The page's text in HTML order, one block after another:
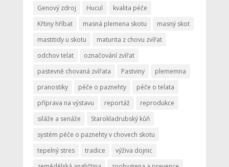
Genový zdroj
Hucul
kvalita péče
Křtiny hříbat
masná plemena skotu
masný skot
mastitidy u skotu
maturita z chovu zvířat
odchov telat
označování zvířat
pastevně chovaná zvířata
Pastviny
plememna
pranostiky
péče o paznehty
péče o telata
příprava na výstavu
reportáž
reprodukce
siláže a senáže
Starokladrubský kůň
systém péče o paznehty v chovech skotu
tepelný stres
tradice
výživa dojnic